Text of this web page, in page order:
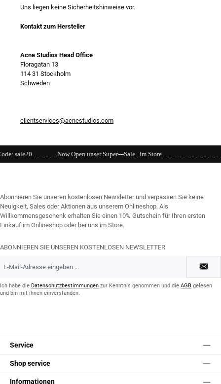
Uns liegen keine Sicherheitshinweise vor.
Kontakt zum Hersteller
Acne Studios Head Office
Floragatan 13
114 31 Stockholm
Schweden
clientservices@acnestudios.com
Open unser Super---Sale...im Store
Abonnieren Sie unseren kostenlosen Newsletter und verpassen Sie keine
Neuigkeit, Sales oder Aktionen aus unserem Onlineshop. Als
Willkommensgeschenk erhalten Sie einen 10% Gutschein für Ihren ersten
Einkauf im Onlineshop oder bei uns im Store.
ABONNIEREN SIE UNSEREN KOSTENLOSEN NEWSLETTER
Mail-
*Ich habe die Datenschutzbestimmungen zur Kenntnis genommen und die AGB gelesen
und bin mit ihnen einverstanden.
Service
Shop service
Informationen